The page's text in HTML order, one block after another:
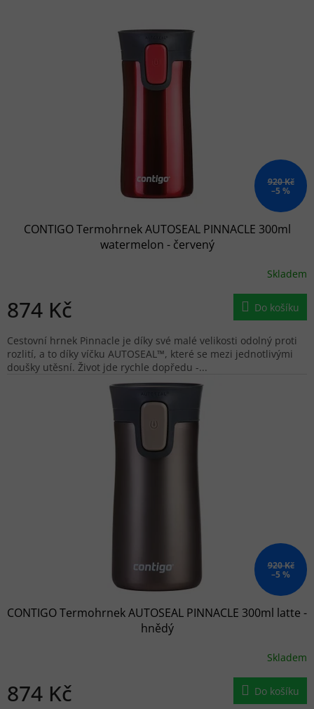
920 Kč
–5 %
CONTIGO Termohrnek AUTOSEAL PINNACLE 300ml
watermelon - červený
Skladem
874 Kč Do košíku
Cestovní hrnek Pinnacle je díky své malé velikosti odolný proti
rozlití, a to díky víčku AUTOSEAL™, které se mezi jednotlivými
doušky utěsní. Život jde rychle dopředu -...
920 Kč
–5 %
CONTIGO Termohrnek AUTOSEAL PINNACLE 300ml latte -
hnědý
Skladem
874 Kč Do košíku